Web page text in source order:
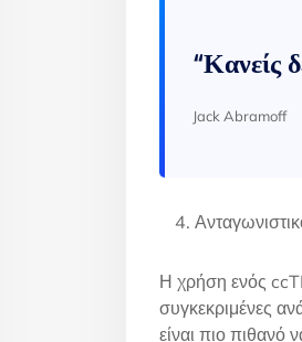
“Κανείς
Jack Abramoff
Η χρήση ενός
συγκεκριμένες
είναι πιο